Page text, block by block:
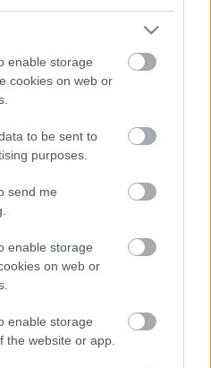
enable storage
cookies on web or
to be sent to
purposes.
send me
enable storage
on web or
enable storage
the website or app.
példáulígy örültünk
trió szintis-dobos
ismétlésére épülnek,
fülbe; a szövegek
tobzódnak.”